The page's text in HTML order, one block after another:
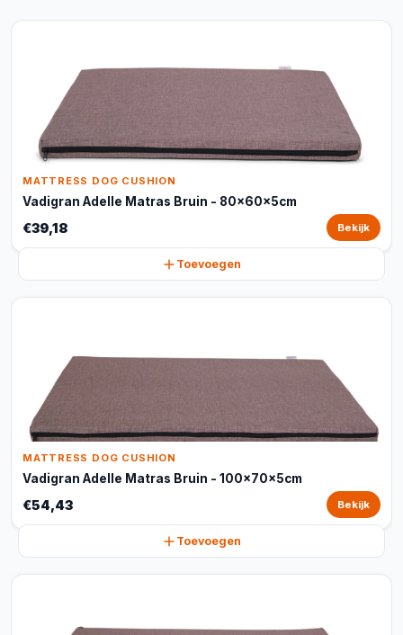
MATTRESS DOG CUSHION
Vadigran Adelle Matras Bruin - 80x60x5cm
€39,18 Bekijk
Toevoegen
MATTRESS DOG CUSHION
Vadigran Adelle Matras Bruin - 100x70x5cm
€54,43 Bekijk
Toevoegen